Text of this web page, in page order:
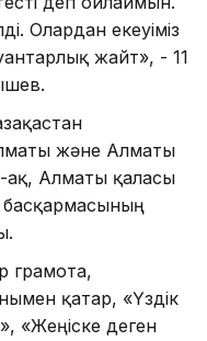
Олардан екеуіміз
жайт», - 11
және Алматы
Алматы қаласы
грамота,
қатар, «Үздік
«Жеңіске деген